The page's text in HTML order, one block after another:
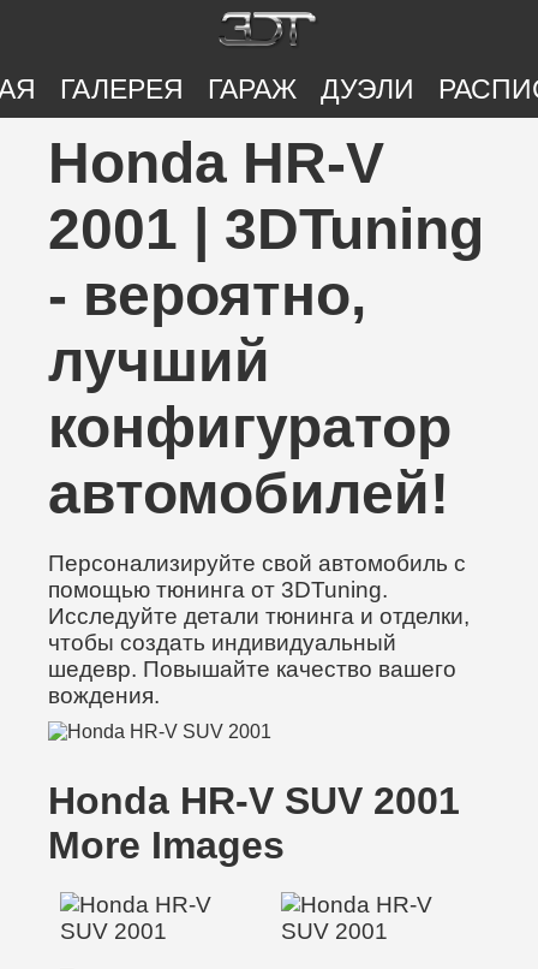
ГАЛЕРЕЯ ГАРАЖ ДУЭЛИ
Honda HR-V
2001 | 3DTuning
- вероятно,
лучший
конфигуратор
автомобилей!
Персонализируйте свой автомобиль с
помощью тюнинга от 3DTuning.
Исследуйте детали тюнинга и отделки,
чтобы создать индивидуальный
шедевр. Повышайте качество вашего
вождения.
Honda HR-V SUV 2001
More Images